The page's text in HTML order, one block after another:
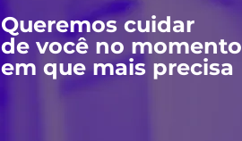
Queremos cuidar
de você no momento
em que mais precisa